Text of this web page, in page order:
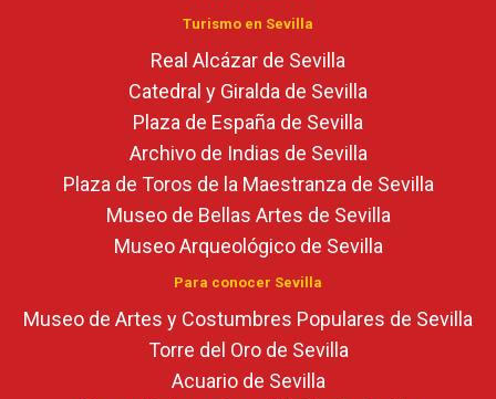
Turismo en Sevilla
Real Alcázar de Sevilla
Catedral y Giralda de Sevilla
Plaza de España de Sevilla
Archivo de Indias de Sevilla
Plaza de Toros de la Maestranza de Sevilla
Museo de Bellas Artes de Sevilla
Museo Arqueológico de Sevilla
Para conocer Sevilla
Museo de Artes y Costumbres Populares de Sevilla
Torre del Oro de Sevilla
Acuario de Sevilla